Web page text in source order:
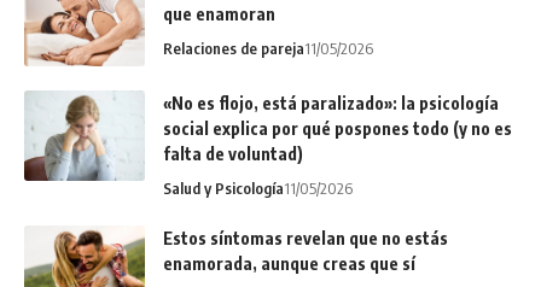
que enamoran
Relaciones de pareja11/05/2026
«No es flojo, está paralizado»: la psicología
social explica por qué pospones todo (y no es
falta de voluntad)
Salud y Psicología11/05/2026
Estos síntomas revelan que no estás
enamorada, aunque creas que sí